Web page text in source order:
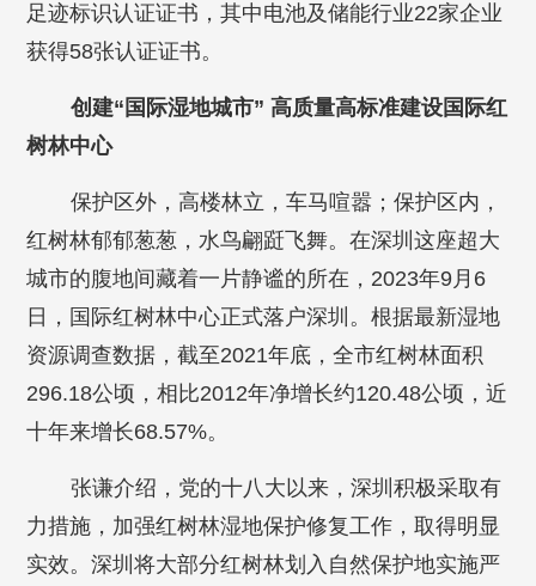
足迹标识认证证书，其中电池及储能行业22家企业
获得58张认证证书。
创建“国际湿地城市” 高质量高标准建设国际红
树林中心
保护区外，高楼林立，车马喧嚣；保护区内，
红树林郁郁葱葱，水鸟翩跹飞舞。在深圳这座超大
城市的腹地间藏着一片静谧的所在，2023年9月6
日，国际红树林中心正式落户深圳。根据最新湿地
资源调查数据，截至2021年底，全市红树林面积
296.18公顷，相比2012年净增长约120.48公顷，近
十年来增长68.57%。
张谦介绍，党的十八大以来，深圳积极采取有
力措施，加强红树林湿地保护修复工作，取得明显
实效。深圳将大部分红树林划入自然保护地实施严